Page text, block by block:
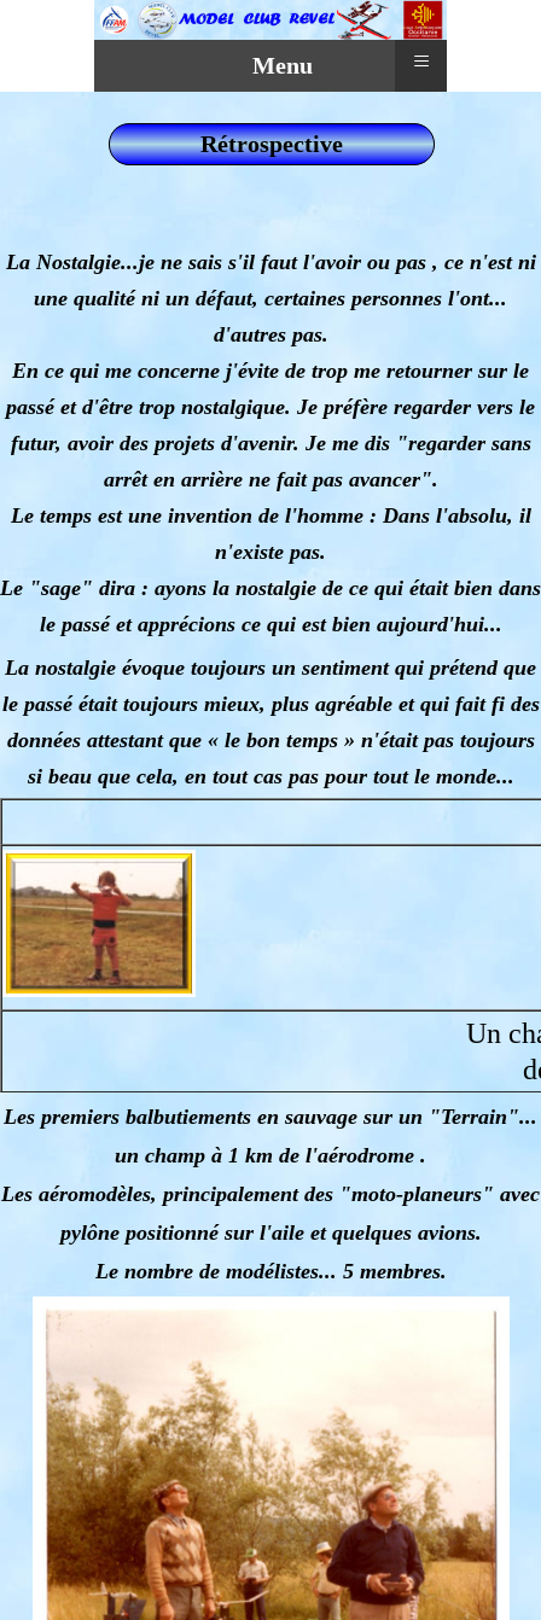
Menu ≡
Rétrospective
La Nostalgie...je ne sais s'il faut l'avoir ou pas , ce n'est ni
une qualité ni un défaut, certaines personnes l'ont...
d'autres pas.
En ce qui me concerne j'évite de trop me retourner sur le
passé et d'être trop nostalgique. Je préfère regarder vers le
futur, avoir des projets d'avenir. Je me dis "regarder sans
arrêt en arrière ne fait pas avancer".
Le temps est une invention de l'homme : Dans l'absolu, il
n'existe pas.
Le "sage" dira : ayons la nostalgie de ce qui était bien dans
le passé et apprécions ce qui est bien aujourd'hui...
La nostalgie évoque toujours un sentiment qui prétend que
le passé était toujours mieux, plus agréable et qui fait fi des
données attestant que « le bon temps » n'était pas toujours
si beau que cela, en tout cas pas pour tout le monde...
Un
Les premiers balbutiements en sauvage sur un "Terrain"...
un champ à 1 km de l'aérodrome .
Les aéromodèles, principalement des "moto-planeurs" avec
pylône positionné sur l'aile et quelques avions.
Le nombre de modélistes... 5 membres.